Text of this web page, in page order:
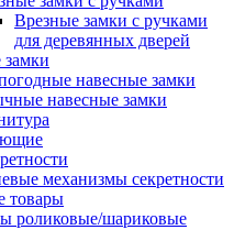
Врезные замки с ручками
для деревянных дверей
навесные замки
навесные замки
механизмы секретности
товары
роликовые/шариковые